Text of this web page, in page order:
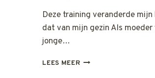
Deze training veranderde mijn
dat van mijn gezin Als
jonge…
LEES MEERWERKEN